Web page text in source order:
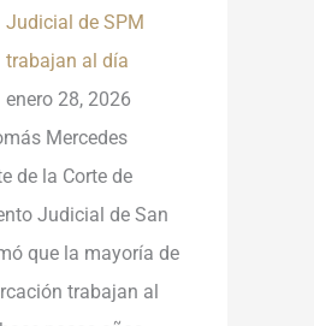
Judicial de SPM
trabajan al día
enero 28, 2026
Mercedes
de la Corte de
Judicial de San
que la mayoría de
trabajan al